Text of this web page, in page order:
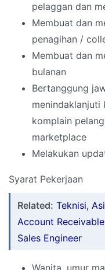
pelaggan dan
Membuat dan
penagihan /
Membuat dan
bulanan
Bertanggung
menindaklanjuti
komplain
marketplace
Melakukan
Syarat Pekerjaan
Related: Teknisi,
Account
Sales Engineer